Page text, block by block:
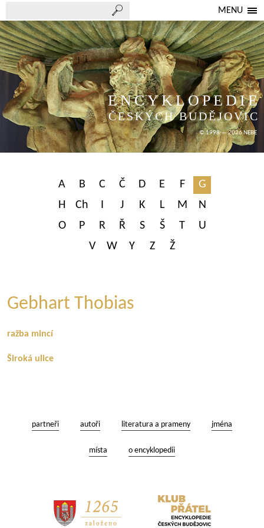
MENU
ENCYKLOPEDIE
ČESKÝCH BUDĚJOVIC
© 1998 — 2026 NEBE
A B C Č D E F
G
H
Ch I J K L M
N
O
P R Ř S Š T
U
V
W Y Z Ž
Gebhart Thobias
ražba mincí
Široká ulice
partneři autoři literatura a prameny jména
místa o encyklopedii